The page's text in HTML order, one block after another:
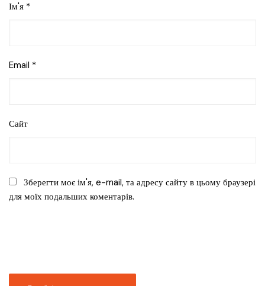
Ім'я *
Email *
Сайт
Зберегти моє ім'я, e-mail, та адресу сайту в цьому браузері
для моїх подальших коментарів.